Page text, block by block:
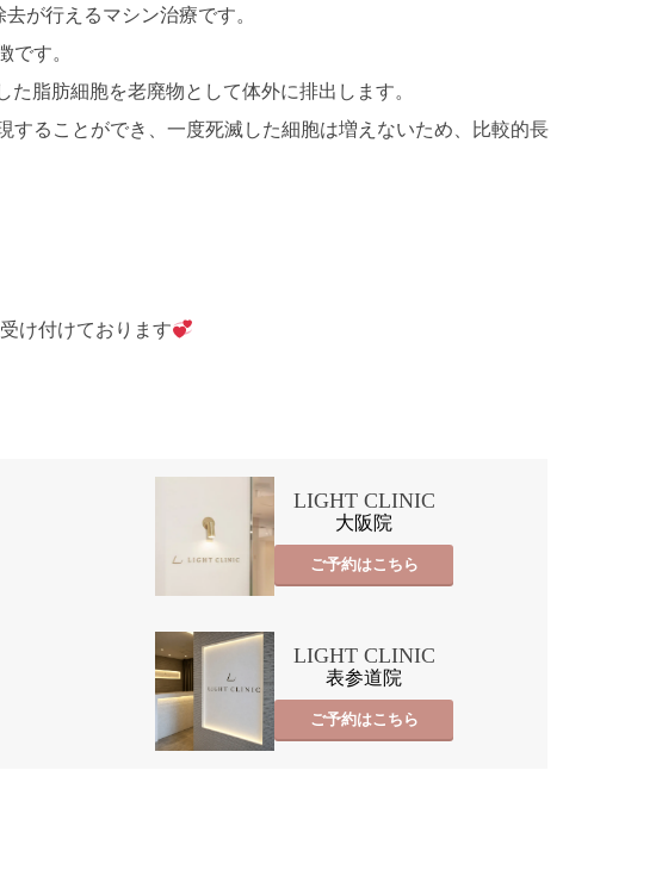
が行えるマシン治療です。
です。
脂肪細胞を老廃物として体外に排出します。
することができ、一度死滅した細胞は増えないため、比較的長
け付けております
LIGHT CLINIC
大阪院
ご予約はこちら
LIGHT CLINIC
表参道院
ご予約はこちら